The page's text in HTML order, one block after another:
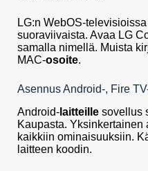
LG:n WebOS-
suoraviivaista. Avaa LG
samalla nimellä. Muista
MAC-osoite.
Asennus Android-, Fire
Android- laitteille sovellus
Kaupasta. Yksinkertainen
kaikkiin ominaisuuksiin.
laitteen koodin.